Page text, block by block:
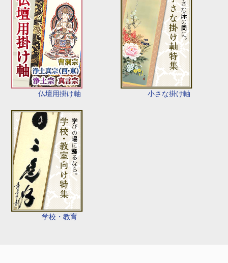
仏壇用掛け軸 小さな掛け軸
学校・教育